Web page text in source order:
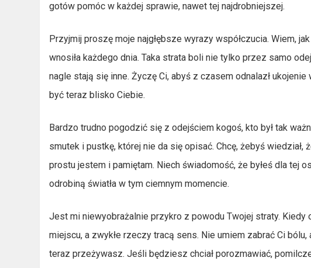
gotów pomóc w każdej sprawie, nawet tej najdrobniejszej.
Przyjmij proszę moje najgłębsze wyrazy współczucia. Wiem,
wnosiła każdego dnia. Taka strata boli nie tylko przez samo
nagle stają się inne. Życzę Ci, abyś z czasem odnalazł
być teraz blisko Ciebie.
Bardzo trudno pogodzić się z odejściem kogoś, kto był tak
smutek i pustkę, której nie da się opisać. Chcę, żebyś
prostu jestem i pamiętam. Niech świadomość, że byłeś dla tej
odrobiną światła w tym ciemnym momencie.
Jest mi niewyobrażalnie przykro z powodu Twojej straty.
miejscu, a zwykłe rzeczy tracą sens. Nie umiem zabrać Ci
teraz przeżywasz. Jeśli będziesz chciał porozmawiać,